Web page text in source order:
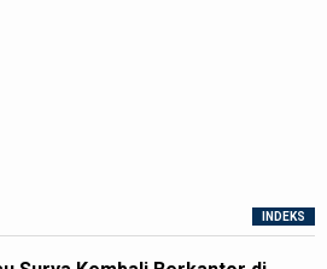
INDEKS